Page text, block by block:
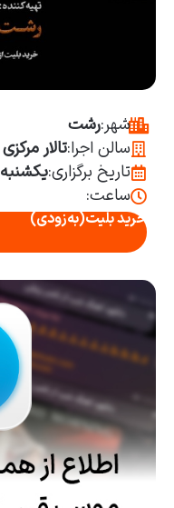
شهر:رشت
سالن اجرا:تالار مرکزی
تاریخ برگزاری:یکشنبه ۱ تا ۲ شهریور
ساعت:
خرید بلیت(به‌زودی)